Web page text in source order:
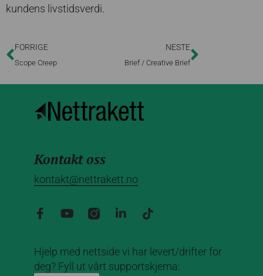
kundens livstidsverdi.
FORRIGE
Scope Creep
NESTE
Brief / Creative Brief
Kontakt oss
kontakt@nettrakett.no
Hjelp med nettside vi har levert/drifter for
deg? Fyll ut vårt supportskjema: